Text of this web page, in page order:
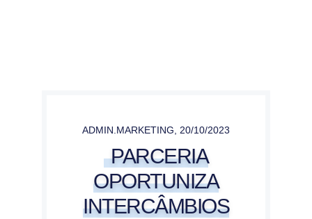
ADMIN.MARKETING, 20/10/2023
PARCERIA
OPORTUNIZA
INTERCÂMBIOS